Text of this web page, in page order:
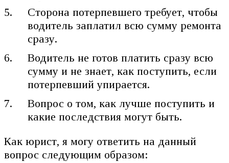
Сторона потерпевшего требует, чтобы
водитель заплатил всю сумму ремонта
сразу.
Водитель не готов платить сразу всю
сумму и не знает, как поступить, если
потерпевший упирается.
Вопрос о том, как лучше поступить и
какие последствия могут быть.
Как юрист, я могу ответить на данный
вопрос следующим образом: